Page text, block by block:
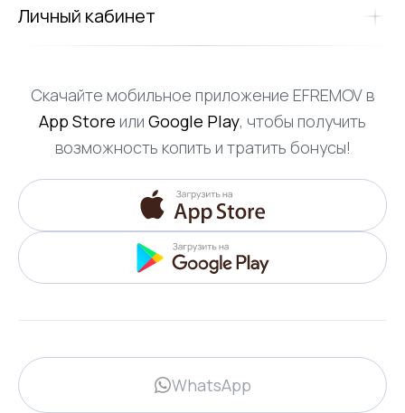
Личный кабинет
Скачайте мобильное приложение EFREMOV в
App Store или Google Play, чтобы получить
возможность копить и тратить бонусы!
WhatsApp